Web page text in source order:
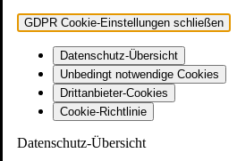
GDPR Cookie-Einstellungen schließen
Datenschutz-Übersicht
Unbedingt notwendige Cookies
Drittanbieter-Cookies
Cookie-Richtlinie
Datenschutz-Übersicht